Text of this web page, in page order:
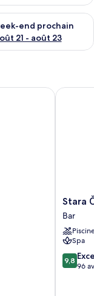
14 - août 16
end prochain
21 - août 23
disponibilité pour
Stara
Čaršija
Hotel
and
Spa
Bar
Stara
Bar
Spa
9.8
sur
9,8
96
Stara